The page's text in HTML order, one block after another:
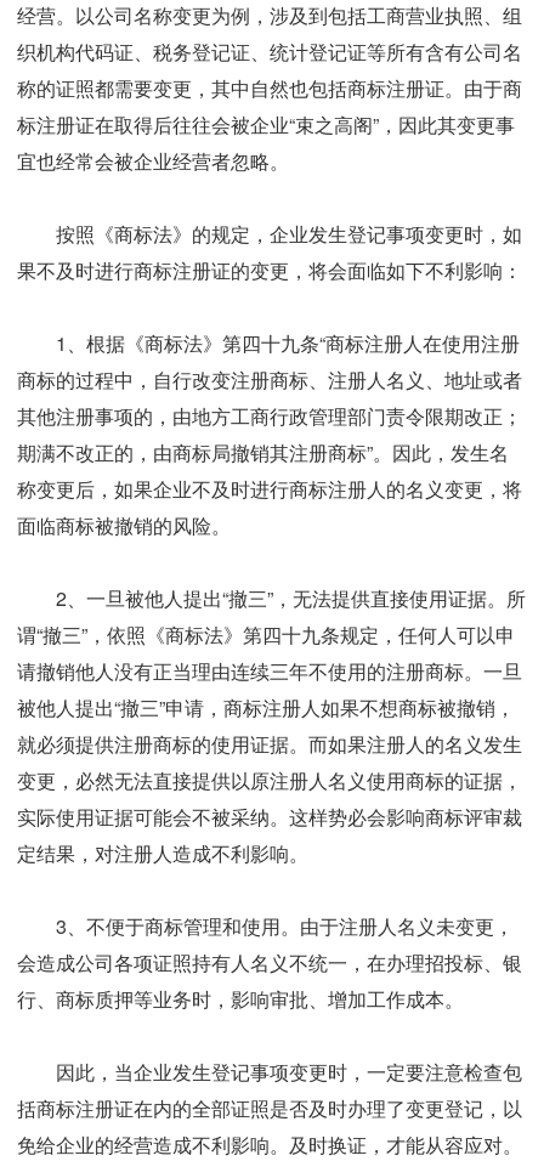
经营。以公司名称变更为例，涉及到包括工商营业执照、组
织机构代码证、税务登记证、统计登记证等所有含有公司名
称的证照都需要变更，其中自然也包括商标注册证。由于商
标注册证在取得后往往会被企业“束之高阁”，因此其变更事
宜也经常会被企业经营者忽略。
按照《商标法》的规定，企业发生登记事项变更时，如
果不及时进行商标注册证的变更，将会面临如下不利影响：
1、根据《商标法》第四十九条“商标注册人在使用注册
商标的过程中，自行改变注册商标、注册人名义、地址或者
其他注册事项的，由地方工商行政管理部门责令限期改正；
期满不改正的，由商标局撤销其注册商标”。因此，发生名
称变更后，如果企业不及时进行商标注册人的名义变更，将
面临商标被撤销的风险。
2、一旦被他人提出“撤三”，无法提供直接使用证据。所
谓“撤三”，依照《商标法》第四十九条规定，任何人可以申
请撤销他人没有正当理由连续三年不使用的注册商标。一旦
被他人提出“撤三”申请，商标注册人如果不想商标被撤销，
就必须提供注册商标的使用证据。而如果注册人的名义发生
变更，必然无法直接提供以原注册人名义使用商标的证据，
实际使用证据可能会不被采纳。这样势必会影响商标评审裁
定结果，对注册人造成不利影响。
3、不便于商标管理和使用。由于注册人名义未变更，
会造成公司各项证照持有人名义不统一，在办理招投标、银
行、商标质押等业务时，影响审批、增加工作成本。
因此，当企业发生登记事项变更时，一定要注意检查包
括商标注册证在内的全部证照是否及时办理了变更登记，以
免给企业的经营造成不利影响。及时换证，才能从容应对。